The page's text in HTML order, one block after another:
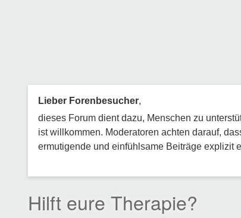
Lieber Forenbesucher,
dieses Forum dient dazu, Menschen zu
ist willkommen. Moderatoren achten darauf,
ermutigende und einfühlsame Beiträge explizit
Hilft eure Therapie?